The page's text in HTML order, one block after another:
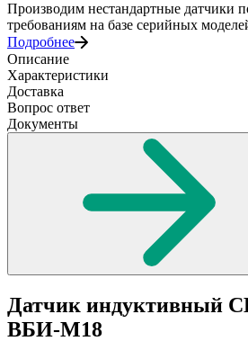
Производим нестандартные датчики
требованиям на базе серийных
Подробнее
Описание
Характеристики
Доставка
Вопрос ответ
Документы
Датчик индуктивный
ВБИ-М18